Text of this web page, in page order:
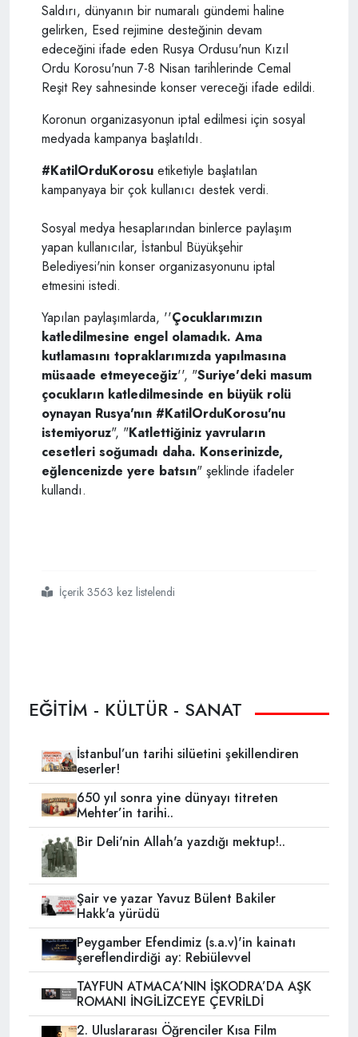
Saldırı, dünyanın bir numaralı gündemi haline
gelirken, Esed rejimine desteğinin devam
edeceğini ifade eden Rusya Ordusu'nun Kızıl
Ordu Korosu'nun 7-8 Nisan tarihlerinde Cemal
Reşit Rey sahnesinde konser vereceği ifade edildi.
Koronun organizasyonun iptal edilmesi için sosyal
medyada kampanya başlatıldı.
#KatilOrduKorosu etiketiyle başlatılan
kampanyaya bir çok kullanıcı destek verdi.
Sosyal medya hesaplarından binlerce paylaşım
yapan kullanıcılar, İstanbul Büyükşehir
Belediyesi'nin konser organizasyonunu iptal
etmesini istedi.
Yapılan paylaşımlarda, ''Çocuklarımızın
katledilmesine engel olamadık. Ama
kutlamasını topraklarımızda yapılmasına
müsaade etmeyeceğiz'', "Suriye'deki masum
çocukların katledilmesinde en büyük rolü
oynayan Rusya'nın #KatilOrduKorosu'nu
istemiyoruz", "Katlettiğiniz yavruların
cesetleri soğumadı daha. Konserinizde,
eğlencenizde yere batsın" şeklinde ifadeler
kullandı.
#rusya
#kızıl ordu korosu
#istanbul konseri
İçerik 3563 kez listelendi
EĞİTİM - KÜLTÜR - SANAT
İstanbul’un tarihi silüetini şekillendiren
eserler!
650 yıl sonra yine dünyayı titreten
Mehter’in tarihi..
Bir Deli'nin Allah'a yazdığı mektup!..
Şair ve yazar Yavuz Bülent Bakiler
Hakk'a yürüdü
Peygamber Efendimiz (s.a.v)'in kainatı
şereflendirdiği ay: Rebiülevvel
TAYFUN ATMACA’NIN İŞKODRA’DA AŞK
ROMANI İNGİLİZCEYE ÇEVRİLDİ
2. Uluslararası Öğrenciler Kısa Film